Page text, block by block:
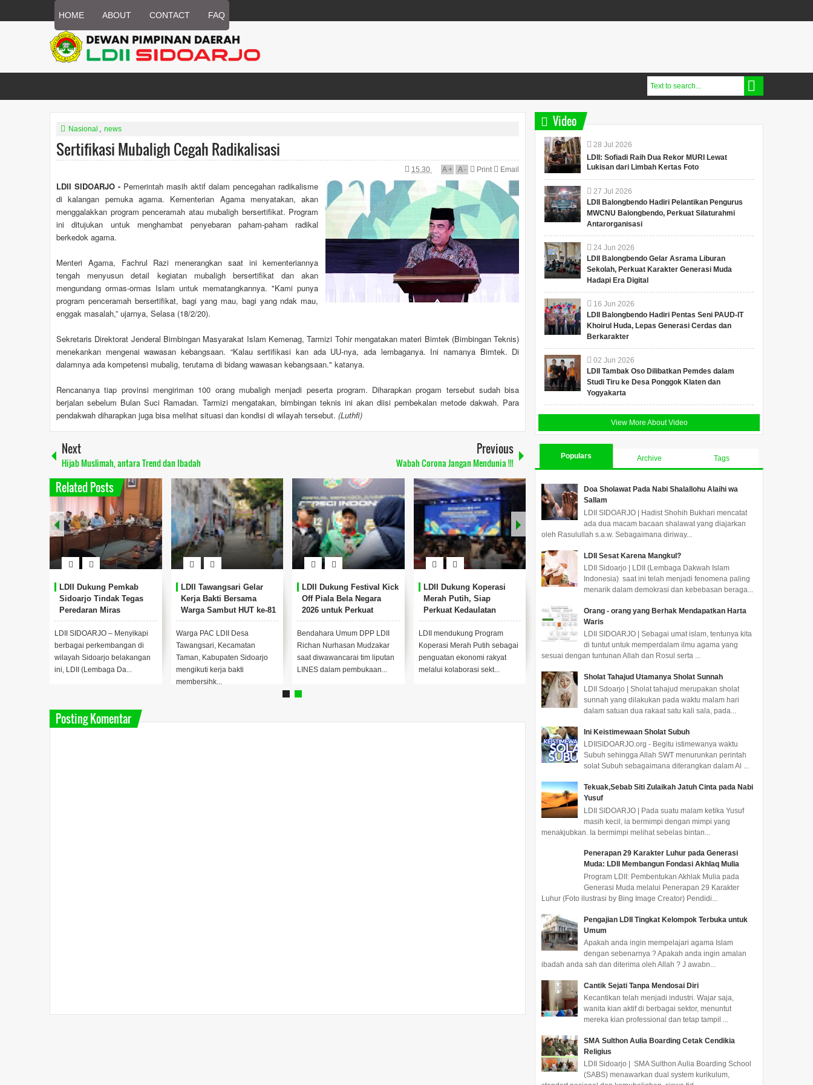
HOME ABOUT CONTACT FAQ
Nasional , news
Sertifikasi Mubaligh Cegah Radikalisasi
15.30 A+ A- Print Email
LDII SIDOARJO - Pemerintah masih aktif dalam pencegahan radikalisme
di kalangan pemuka agama. Kementerian Agama menyatakan, akan
menggalakkan program penceramah atau mubaligh bersertifikat. Program
ini ditujukan untuk menghambat penyebaran paham-paham radikal
berkedok agama.
Menteri Agama, Fachrul Razi menerangkan saat ini kementeriannya
tengah menyusun detail kegiatan mubaligh bersertifikat dan akan
mengundang ormas-ormas Islam untuk mematangkannya. "Kami punya
program penceramah bersertifikat, bagi yang mau, bagi yang ndak mau,
enggak masalah,” ujarnya, Selasa (18/2/20).
Sekretaris Direktorat Jenderal Bimbingan Masyarakat Islam Kemenag, Tarmizi Tohir mengatakan materi Bimtek (Bimbingan Teknis)
menekankan mengenai wawasan kebangsaan. “Kalau sertifikasi kan ada UU-nya, ada lembaganya. Ini namanya Bimtek. Di
dalamnya ada kompetensi mubalig, terutama di bidang wawasan kebangsaan." katanya.
Rencananya tiap provinsi mengiriman 100 orang mubaligh menjadi peserta program. Diharapkan progam tersebut sudah bisa
berjalan sebelum Bulan Suci Ramadan. Tarmizi mengatakan, bimbingan teknis ini akan diisi pembekalan metode dakwah. Para
pendakwah diharapkan juga bisa melihat situasi dan kondisi di wilayah tersebut. (Luthfi)
Next
Hijab Muslimah, antara Trend dan Ibadah
Previous
Wabah Corona Jangan Mendunia !!!
Related Posts
LDII Dukung Pemkab
Sidoarjo Tindak Tegas
Peredaran Miras
LDII SIDOARJO – Menyikapi
berbagai perkembangan di
wilayah Sidoarjo belakangan
ini, LDII (Lembaga Da...
LDII Tawangsari Gelar
Kerja Bakti Bersama
Warga Sambut HUT ke-81
RI
Warga PAC LDII Desa
Tawangsari, Kecamatan
Taman, Kabupaten Sidoarjo
mengikuti kerja bakti
membersihk...
LDII Dukung Festival Kick
Off Piala Bela Negara
2026 untuk Perkuat
Pembinaan Karakter
Generasi Muda
Bendahara Umum DPP LDII
Richan Nurhasan Mudzakar
saat diwawancarai tim liputan
LINES dalam pembukaan...
LDII Dukung Koperasi
Merah Putih, Siap
Perkuat Kedaulatan
Ekonomi Rakyat melalui
Kolaborasi Nasional
LDII mendukung Program
Koperasi Merah Putih sebagai
penguatan ekonomi rakyat
melalui kolaborasi sekt...
Posting Komentar
Video
28 Jul 2026
LDII: Sofiadi Raih Dua Rekor MURI Lewat
Lukisan dari Limbah Kertas Foto
27 Jul 2026
LDII Balongbendo Hadiri Pelantikan Pengurus
MWCNU Balongbendo, Perkuat Silaturahmi
Antarorganisasi
24 Jun 2026
LDII Balongbendo Gelar Asrama Liburan
Sekolah, Perkuat Karakter Generasi Muda
Hadapi Era Digital
16 Jun 2026
LDII Balongbendo Hadiri Pentas Seni PAUD-IT
Khoirul Huda, Lepas Generasi Cerdas dan
Berkarakter
02 Jun 2026
LDII Tambak Oso Dilibatkan Pemdes dalam
Studi Tiru ke Desa Ponggok Klaten dan
Yogyakarta
View More About Video
Populars Archive Tags
Doa Sholawat Pada Nabi Shalallohu Alaihi wa
Sallam
LDII SIDOARJO | Hadist Shohih Bukhari mencatat
ada dua macam bacaan shalawat yang diajarkan
oleh Rasulullah s.a.w. Sebagaimana diriway...
LDII Sesat Karena Mangkul?
LDII Sidoarjo | LDII (Lembaga Dakwah Islam
Indonesia) saat ini telah menjadi fenomena paling
menarik dalam demokrasi dan kebebasan beraga...
Orang - orang yang Berhak Mendapatkan Harta
Waris
LDII SIDOARJO | Sebagai umat islam, tentunya kita
di tuntut untuk memperdalam ilmu agama yang
sesuai dengan tuntunan Allah dan Rosul serta ...
Sholat Tahajud Utamanya Sholat Sunnah
LDII Sdoarjo | Sholat tahajud merupakan sholat
sunnah yang dilakukan pada waktu malam hari
dalam satuan dua rakaat satu kali sala, pada...
Ini Keistimewaan Sholat Subuh
LDIISIDOARJO.org - Begitu istimewanya waktu
Subuh sehingga Allah SWT menurunkan perintah
solat Subuh sebagaimana diterangkan dalam Al ...
Tekuak,Sebab Siti Zulaikah Jatuh Cinta pada Nabi
Yusuf
LDII SIDOARJO | Pada suatu malam ketika Yusuf
masih kecil, ia bermimpi dengan mimpi yang
menakjubkan. Ia bermimpi melihat sebelas bintan...
Penerapan 29 Karakter Luhur pada Generasi
Muda: LDII Membangun Fondasi Akhlaq Mulia
Program LDII: Pembentukan Akhlak Mulia pada
Generasi Muda melalui Penerapan 29 Karakter
Luhur (Foto ilustrasi by Bing Image Creator) Pendidi...
Pengajian LDII Tingkat Kelompok Terbuka untuk
Umum
Apakah anda ingin mempelajari agama Islam
dengan sebenarnya ? Apakah anda ingin amalan
ibadah anda sah dan diterima oleh Allah ? J awabn...
Cantik Sejati Tanpa Mendosai Diri
Kecantikan telah menjadi industri. Wajar saja,
wanita kian aktif di berbagai sektor, menuntut
mereka kian professional dan tetap tampil ...
SMA Sulthon Aulia Boarding Cetak Cendikia
Religius
LDII Sidoarjo | SMA Sulthon Aulia Boarding School
(SABS) menawarkan dual system kurikulum,